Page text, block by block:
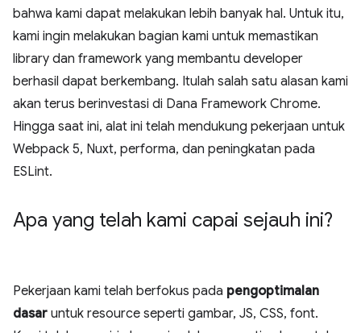
bahwa kami dapat melakukan lebih banyak hal. Untuk itu,
kami ingin melakukan bagian kami untuk memastikan
library dan framework yang membantu developer
berhasil dapat berkembang. Itulah salah satu alasan kami
akan terus berinvestasi di Dana Framework Chrome.
Hingga saat ini, alat ini telah mendukung pekerjaan untuk
Webpack 5, Nuxt, performa, dan peningkatan pada
ESLint.
Apa yang telah kami capai sejauh ini?
Pekerjaan kami telah berfokus pada pengoptimalan
dasar untuk resource seperti gambar, JS, CSS, font.